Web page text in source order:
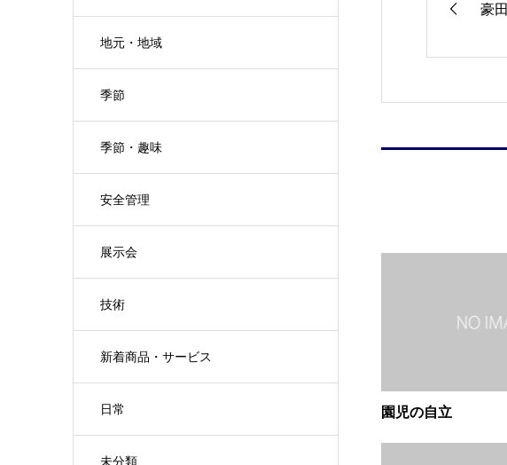
地元・地域
季節
季節・趣味
安全管理
展示会
技術
新着商品・サービス
日常
未分類
豪
園児の自立